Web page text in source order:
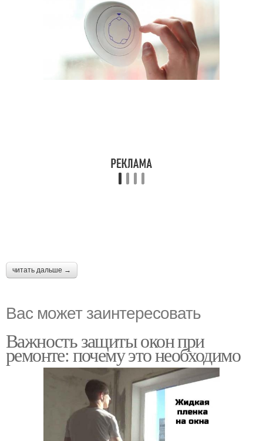
читать дальше →
Вас может заинтересовать
Важность защиты окон при
ремонте: почему это необходимо